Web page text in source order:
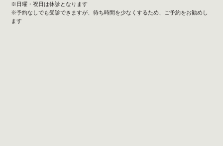
※日曜・祝日は休診となります
※予約なしでも受診できますが、待ち時間を少なくするため、ご予約をお勧めし
ます